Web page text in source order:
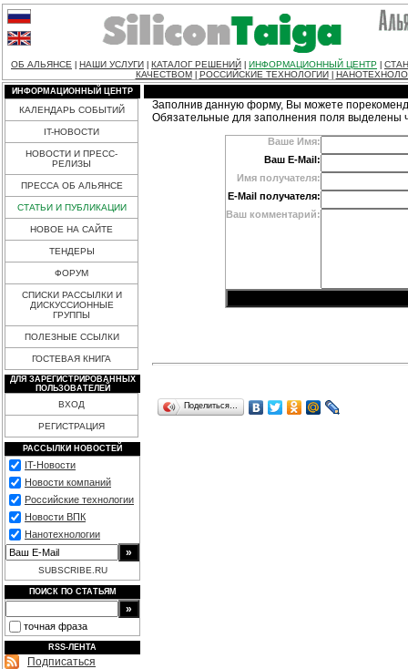
ОБ АЛЬЯНСЕ НАШИ УСЛУГИ КАТАЛОГ РЕШЕНИЙ ИНФОРМАЦИОННЫЙ ЦЕНТР
КАЧЕСТВОМ
РОССИЙСКИЕ ТЕХНОЛОГИИ
ИНФОРМАЦИОННЫЙ ЦЕНТР
КАЛЕНДАРЬ СОБЫТИЙ
IT-НОВОСТИ
НОВОСТИ И ПРЕСС-
РЕЛИЗЫ
ПРЕССА ОБ АЛЬЯНСЕ
СТАТЬИ И ПУБЛИКАЦИИ
НОВОЕ НА САЙТЕ
ТЕНДЕРЫ
ФОРУМ
СПИСКИ РАССЫЛКИ И
ДИСКУССИОННЫЕ
ГРУППЫ
ПОЛЕЗНЫЕ ССЫЛКИ
ГОСТЕВАЯ КНИГА
ДЛЯ ЗАРЕГИСТРИРОВАННЫХ
ПОЛЬЗОВАТЕЛЕЙ
ВХОД
РЕГИСТРАЦИЯ
РАССЫЛКИ НОВОСТЕЙ
IT-Новости
Новости компаний
Российские технологии
Новости ВПК
Нанотехнологии
SUBSCRIBE.RU
ПОИСК ПО СТАТЬЯМ
точная фраза
RSS-ЛЕНТА
Подписаться
Заполнив данную форму, Вы можете
Обязательные для заполнения поля выделены
Ваше Имя:
Ваш E-Mail:
Имя получателя:
E-Mail получателя:
Ваш комментарий:
Поделиться…